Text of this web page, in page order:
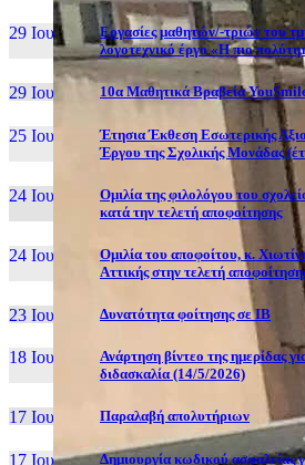
29 Ιουν, 26
Εργασίες μαθητών/-τριών του
λογοτεχνικό έργο «Η πιο
29 Ιουν, 26 10α Μαθητικά Βραβεία
25 Ιουν, 26
Έτησια Έκθεση Εσωτερικής
Έργου της Σχολικής Μονάδας
24 Ιουν, 26
Ομιλία της φιλολόγου του
κατά την τελετή αποφοίτησης
24 Ιουν, 26
Ομιλία του αποφοίτου, κ.
Αττικής στην τελετή
23 Ιουν, 26 Δυνατότητα φοίτησης σε ΙΒ
18 Ιουν, 26
Ανάρτηση βίντεο της ημερίδας
διδασκαλία (14/5/2026)
17 Ιουν, 26 Παραλαβή απολυτήριων
17 Ιουν, 26
Δημιουργία κωδικού ασφαλείας